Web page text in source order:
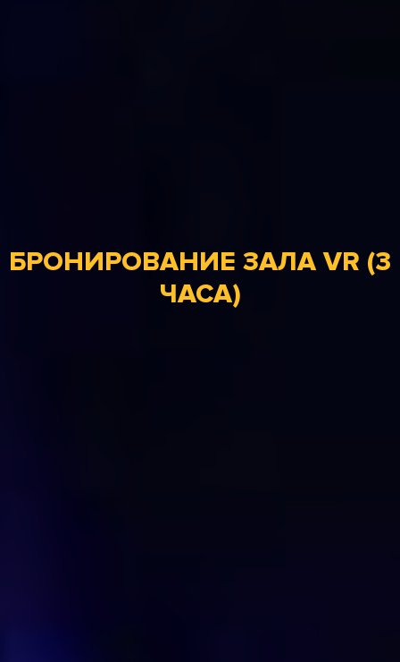
БРОНИРОВАНИЕ ЗАЛА VR (3
ЧАСА)